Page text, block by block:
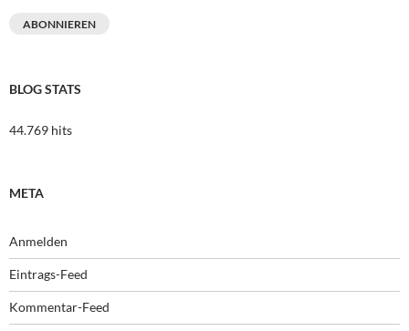
ABONNIEREN
BLOG STATS
44.769 hits
META
Anmelden
Eintrags-Feed
Kommentar-Feed